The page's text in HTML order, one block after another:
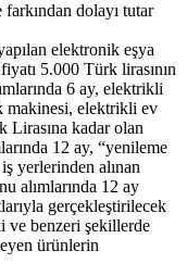
farkından dolayı tutar
elektronik eşya
5.000 Türk lirasının
6 ay, elektrikli
makinesi, elektrikli ev
Lirasına kadar olan
12 ay, “yenileme
yerlerinden alınan
alımlarında 12 ay
gerçekleştirilecek
ve benzeri şekillerde
ürünlerin